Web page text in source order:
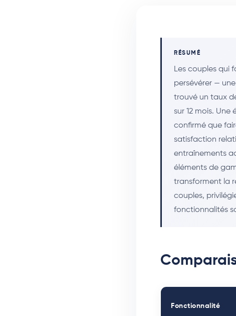
RÉSUMÉ
Les couples qui
persévérer —
trouvé un taux
sur 12 mois.
confirmé que
satisfaction
entraînements
éléments de
transforment la
couples,
fonctionnalités
Fonctionnalité